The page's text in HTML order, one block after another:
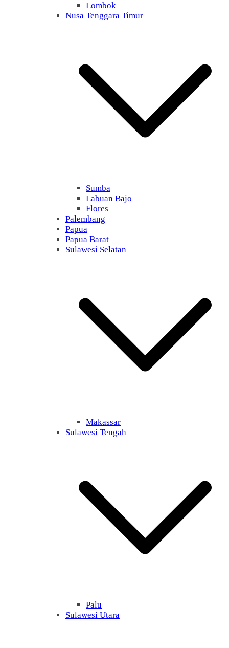
Lombok
Nusa Tenggara Timur
Sumba
Labuan Bajo
Flores
Palembang
Papua
Papua Barat
Sulawesi Selatan
Makassar
Sulawesi Tengah
Palu
Sulawesi Utara